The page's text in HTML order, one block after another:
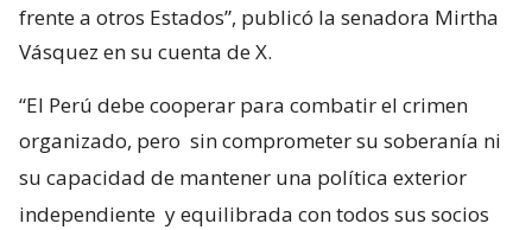
frente a otros Estados”, publicó la senadora Mirtha
Vásquez en su cuenta de X.
“El Perú debe cooperar para combatir el crimen
organizado, pero sin comprometer su soberanía ni
su capacidad de mantener una política exterior
independiente y equilibrada con todos sus socios